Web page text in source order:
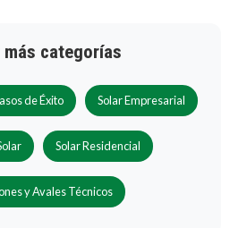
más categorías
de Éxito Solar Empresarial
Solar Residencial
y Avales Técnicos